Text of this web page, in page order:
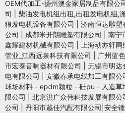
OEM代加工-扬州澳金家居制品有限公
司
柴油发电机组出租,出租发电机组,
狼发电机设备有限公司
济南恒达雕塑
公司
成都米开朗雕塑有限公司 南宁
鑫耀建材机械有限公司
上海动亦轩
管业_江西远泉科技有限公司
广州蓝
市宏泰音响器材有限公司
无锡市明达
电有限公司
安徽春承电线加工有限公
球场材料 - epdm颗粒 - 硅pu - 人造草
限公司
北京洪广众伟科技发展有限公
公司
丹阳市越佳汽配有限公司|安全